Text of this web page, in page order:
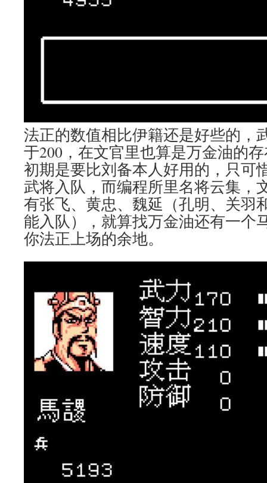
法正的数值相比伊籍还是好些的，
于200，在文官里也算是万金油的
初期是要比刘备本人好用的，只可
武将入队，而编程所里名将云集，
有张飞、黄忠、魏延（孔明、关羽
能入队），就算找万金油还有一个
你法正上场的余地。